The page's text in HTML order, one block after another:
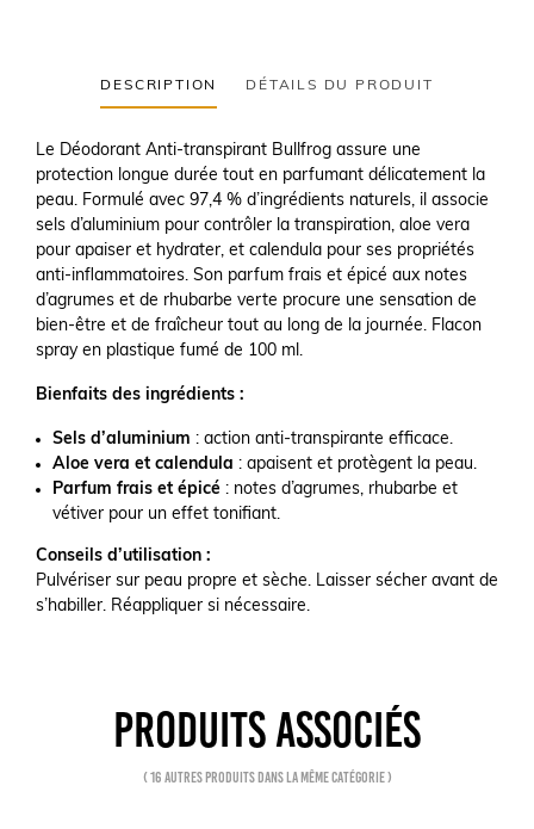
DESCRIPTION DÉTAILS DU PRODUIT
Le Déodorant Anti-transpirant Bullfrog assure une
protection longue durée tout en parfumant délicatement la
peau. Formulé avec 97,4 % d’ingrédients naturels, il associe
sels d’aluminium pour contrôler la transpiration, aloe vera
pour apaiser et hydrater, et calendula pour ses propriétés
anti-inflammatoires. Son parfum frais et épicé aux notes
d’agrumes et de rhubarbe verte procure une sensation de
bien-être et de fraîcheur tout au long de la journée. Flacon
spray en plastique fumé de 100 ml.
Bienfaits des ingrédients :
Sels d’aluminium : action anti-transpirante efficace.
Aloe vera et calendula : apaisent et protègent la peau.
Parfum frais et épicé : notes d’agrumes, rhubarbe et
vétiver pour un effet tonifiant.
Conseils d’utilisation :
Pulvériser sur peau propre et sèche. Laisser sécher avant de
s’habiller. Réappliquer si nécessaire.
PRODUITS ASSOCIÉS
( 16 autres produits dans la même catégorie )